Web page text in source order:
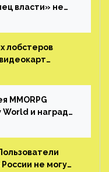
власти» не
лобстеров
MMORPG
и награды
не могут